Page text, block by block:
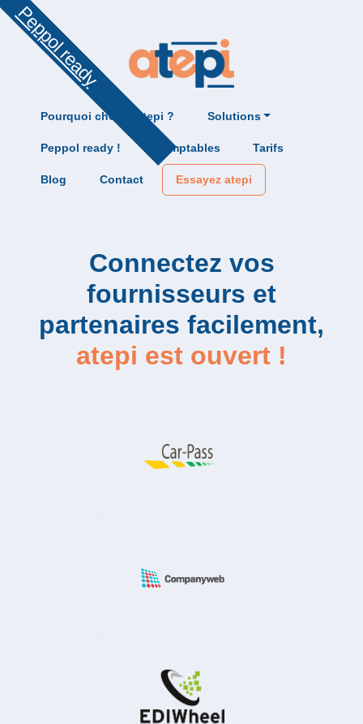
Peppol ready
Pourquoi choisir atepi ? Solutions
Peppol ready ! Comptables Tarifs
Blog Contact Essayez atepi
Connectez vos
fournisseurs et
partenaires facilement,
atepi est ouvert !